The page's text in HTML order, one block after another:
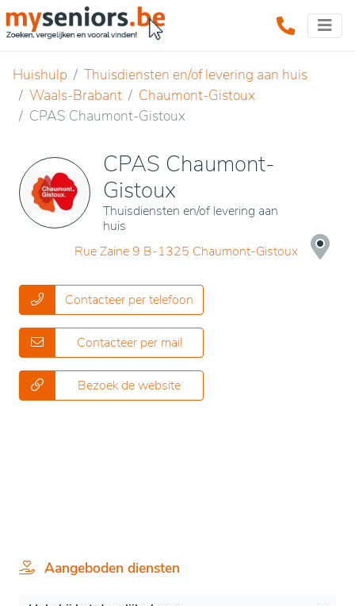
Huishulp
Thuisdiensten en/of levering aan huis
Waals-Brabant
Chaumont-Gistoux
CPAS Chaumont-Gistoux
CPAS Chaumont-
Gistoux
Thuisdiensten en/of levering aan
huis
Rue Zaine 9 B-1325 Chaumont-Gistoux
Contacteer per telefoon
Contacteer per mail
Bezoek de website
Aangeboden diensten